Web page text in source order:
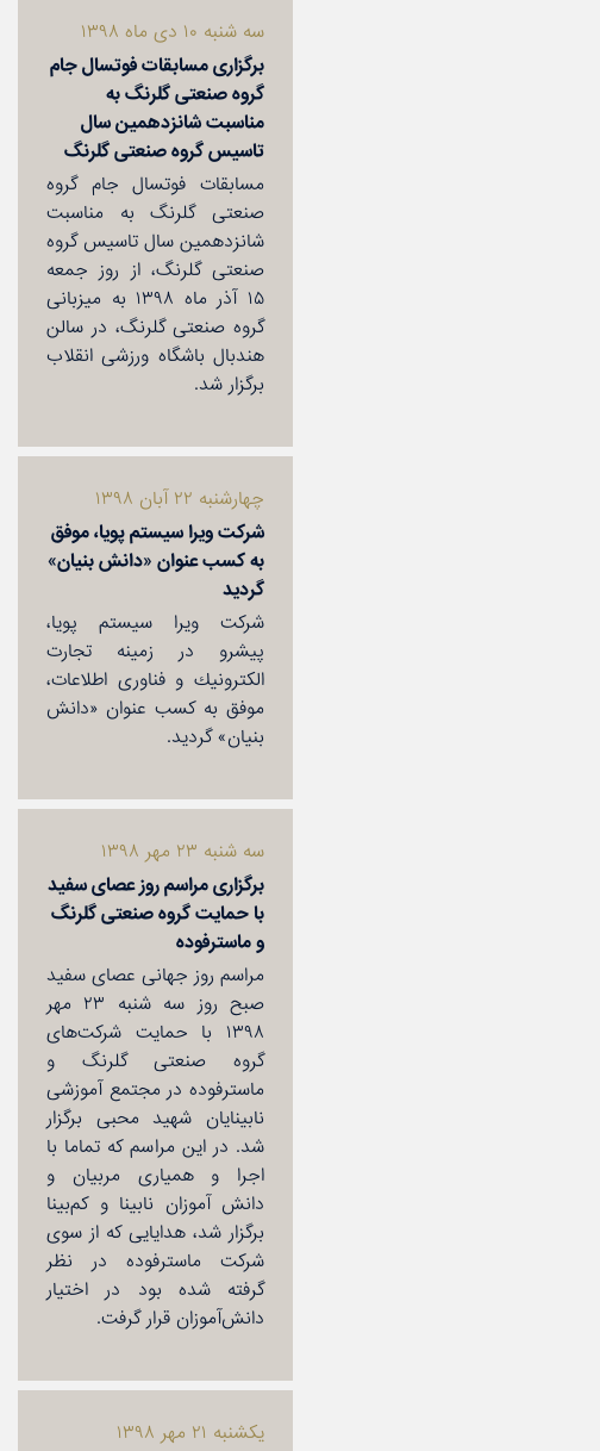
سه شنبه ۱۰ دی ماه ۱۳۹۸
برگزاری مسابقات فوتسال جام
گروه صنعتی گلرنگ به
مناسبت شانزدهمین سال
تاسیس گروه صنعتی گلرنگ
مسابقات فوتسال جام گروه
صنعتی گلرنگ به مناسبت
شانزدهمین سال تاسیس گروه
صنعتی گلرنگ، از روز جمعه
۱۵ آذر ماه ۱۳۹۸ به میزبانی
گروه صنعتی گلرنگ، در سالن
هندبال باشگاه ورزشی انقلاب
برگزار شد.
چهارشنبه ۲۲ آبان ۱۳۹۸
شركت ویرا سیستم پویا، موفق
به كسب عنوان «دانش بنیان»
گردید
شركت ویرا سیستم پویا،
پیشرو در زمینه تجارت
الكترونیك و فناوری اطلاعات،
موفق به كسب عنوان «دانش
بنیان» گردید.
سه شنبه ۲۳ مهر ۱۳۹۸
برگزاری مراسم روز عصای سفید
با حمایت گروه صنعتی گلرنگ
و ماسترفوده
مراسم روز جهانی عصای سفید
صبح روز سه شنبه ۲۳ مهر
۱۳۹۸ با حمایت شركت‌های
گروه صنعتی گلرنگ و
ماسترفوده در مجتمع آموزشی
نابینایان شهید محبی برگزار
شد. در این مراسم كه تماما با
اجرا و همیاری مربیان و
دانش آموزان نابینا و كم‌بینا
برگزار شد، هدایایی كه از سوی
شركت ماسترفوده در نظر
گرفته شده بود در اختیار
دانش‌آموزان قرار گرفت.
یكشنبه ۲۱ مهر ۱۳۹۸